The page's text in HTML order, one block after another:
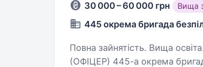
30 000 – 60 000 грн Вища
445 окрема бригада
Повна зайнятість. Вища освіта. НАЧАЛЬНИК ВІДДІЛЕННЯ
(ОФІЦЕР) 445-а окрема бригада